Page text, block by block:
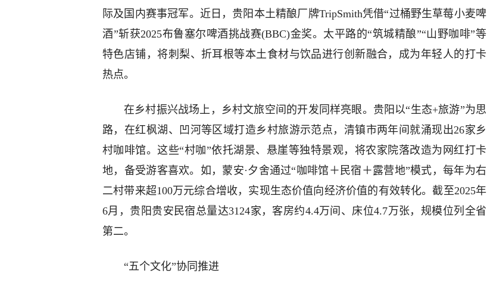
际及国内赛事冠军。近日，贵阳本土精酿厂牌TripSmith凭借“过桶野生草莓小麦啤
酒”斩获2025布鲁塞尔啤酒挑战赛(BBC)金奖。太平路的“筑城精酿”“山野咖啡”等
特色店铺，将刺梨、折耳根等本土食材与饮品进行创新融合，成为年轻人的打卡
热点。
在乡村振兴战场上，乡村文旅空间的开发同样亮眼。贵阳以“生态+旅游”为思
路，在红枫湖、凹河等区域打造乡村旅游示范点，清镇市两年间就涌现出26家乡
村咖啡馆。这些“村咖”依托湖景、悬崖等独特景观，将农家院落改造为网红打卡
地，备受游客喜欢。如，蒙安·夕舍通过“咖啡馆＋民宿＋露营地”模式，每年为右
二村带来超100万元综合增收，实现生态价值向经济价值的有效转化。截至2025年
6月，贵阳贵安民宿总量达3124家，客房约4.4万间、床位4.7万张，规模位列全省
第二。
“五个文化”协同推进